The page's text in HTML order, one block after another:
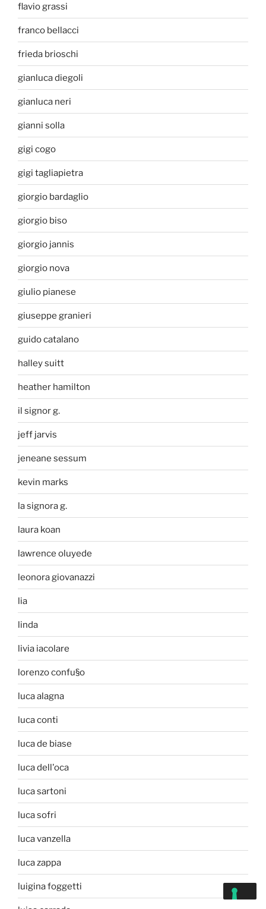
flavio grassi
franco bellacci
frieda brioschi
gianluca diegoli
gianluca neri
gianni solla
gigi cogo
gigi tagliapietra
giorgio bardaglio
giorgio biso
giorgio jannis
giorgio nova
giulio pianese
giuseppe granieri
guido catalano
halley suitt
heather hamilton
il signor g.
jeff jarvis
jeneane sessum
kevin marks
la signora g.
laura koan
lawrence oluyede
leonora giovanazzi
lia
linda
livia iacolare
lorenzo confu§o
luca alagna
luca conti
luca de biase
luca dell'oca
luca sartoni
luca sofri
luca vanzella
luca zappa
luigina foggetti